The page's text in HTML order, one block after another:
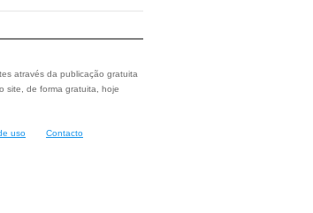
através da publicação gratuita
site, de forma gratuita, hoje
uso Contacto